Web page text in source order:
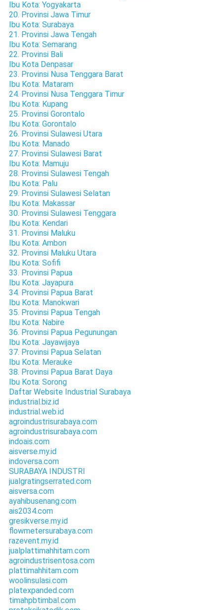
Ibu Kota: Yogyakarta
20. Provinsi Jawa Timur
Ibu Kota: Surabaya
21. Provinsi Jawa Tengah
Ibu Kota: Semarang
22. Provinsi Bali
Ibu Kota Denpasar
23. Provinsi Nusa Tenggara Barat
Ibu Kota: Mataram
24. Provinsi Nusa Tenggara Timur
Ibu Kota: Kupang
25. Provinsi Gorontalo
Ibu Kota: Gorontalo
26. Provinsi Sulawesi Utara
Ibu Kota: Manado
27. Provinsi Sulawesi Barat
Ibu Kota: Mamuju
28. Provinsi Sulawesi Tengah
Ibu Kota: Palu
29. Provinsi Sulawesi Selatan
Ibu Kota: Makassar
30. Provinsi Sulawesi Tenggara
Ibu Kota: Kendari
31. Provinsi Maluku
Ibu Kota: Ambon
32. Provinsi Maluku Utara
Ibu Kota: Sofifi
33. Provinsi Papua
Ibu Kota: Jayapura
34. Provinsi Papua Barat
Ibu Kota: Manokwari
35. Provinsi Papua Tengah
Ibu Kota: Nabire
36. Provinsi Papua Pegunungan
Ibu Kota: Jayawijaya
37. Provinsi Papua Selatan
Ibu Kota: Merauke
38. Provinsi Papua Barat Daya
Ibu Kota: Sorong
Daftar Website Industrial Surabaya
industrial.biz.id
industrial.web.id
agroindustrisurabaya.com
agroindustrisurabaya.com
indoais.com
aisverse.my.id
indoversa.com
SURABAYA INDUSTRI
jualgratingserrated.com
aisversa.com
ayahibusenang.com
ais2034.com
gresikverse.my.id
flowmetersurabaya.com
razevent.my.id
jualplattimahhitam.com
agroindustrisentosa.com
plattimahhitam.com
woolinsulasi.com
platexpanded.com
timahpbtimbal.com